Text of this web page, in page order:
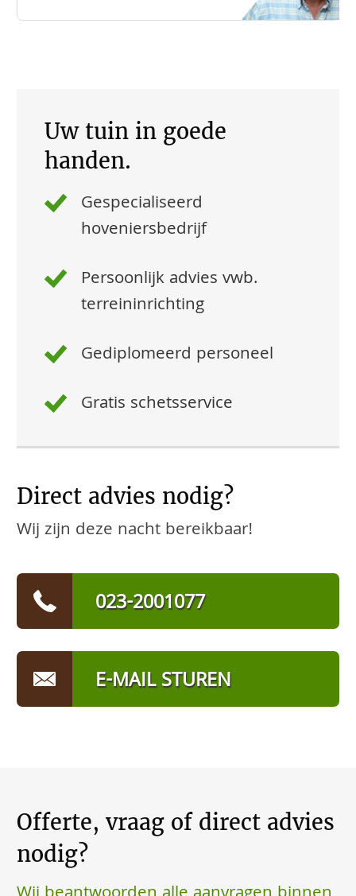
Uw tuin in goede
handen.
Gespecialiseerd
hoveniersbedrijf
Persoonlijk advies vwb.
terreininrichting
Gediplomeerd personeel
Gratis schetsservice
Direct advies nodig?
Wij zijn deze nacht bereikbaar!
023-2001077
E-MAIL STUREN
Offerte, vraag of direct advies
nodig?